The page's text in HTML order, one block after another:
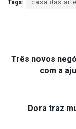
Tags: casa das
Três novos
com a
Dora traz